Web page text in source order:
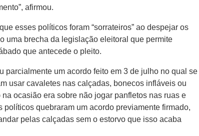
afirmou.
esses políticos foram “sorrateiros” ao despejar os
uma brecha da legislação eleitoral que permite
que antecede o pleito.
parcialmente um acordo feito em 3 de julho no qual se
usar cavaletes nas calçadas, bonecos infláveis ou
ocasião era sobre não jogar panfletos nas ruas e
políticos quebraram um acordo previamente firmado,
pelas calçadas sem o estorvo que isso acaba